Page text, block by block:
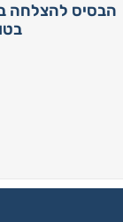
הבסיס להצלחה